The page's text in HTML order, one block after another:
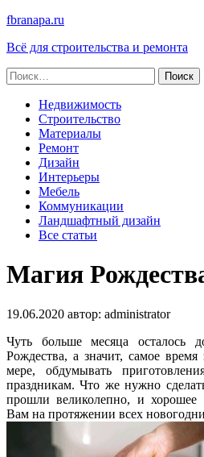
fbranapa.ru
Всё для строительства и ремонта
Найти:
Недвижимость
Строительство
Материалы
Ремонт
Дизайн
Интерьеры
Мебель
Коммуникации
Ландшафтный дизайн
Все статьи
Магия
19.06.2020 автор: administrator
Чуть больше месяца осталось
Рождества, а значит, самое
мере, обдумывать
праздникам. Что же нужно
прошли великолепно, и хорошее
Вам на протяжении всех